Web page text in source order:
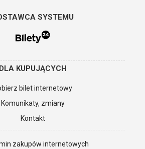
SYSTEMU
DLA KUPUJĄCYCH
bilet internetowy
Komunikaty, zmiany
Kontakt
zakupów internetowych